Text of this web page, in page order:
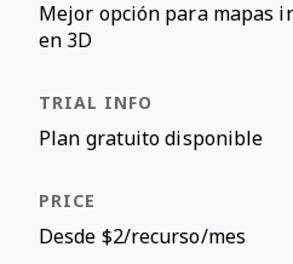
Mejor opción para mapas
en 3D
Plan gratuito disponible
Desde $2/recurso/mes